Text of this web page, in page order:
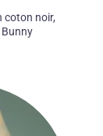
coton noir,
Ajouter
à la liste